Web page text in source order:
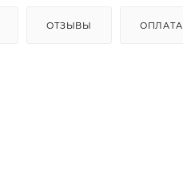
ОТЗЫВЫ ОПЛАТА